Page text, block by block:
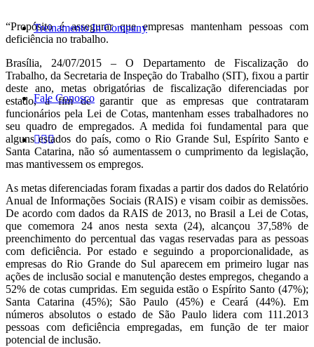
Treinamento In Company
Fale Conosco
“Propósito é assegurar que empresas mantenham pessoas com
deficiência no trabalho.
Brasília, 24/07/2015 – O Departamento de Fiscalização do
Trabalho, da Secretaria de Inspeção do Trabalho (SIT), fixou a partir
deste ano, metas obrigatórias de fiscalização diferenciadas por
estado, a fim de garantir que as empresas que contrataram
funcionários pela Lei de Cotas, mantenham esses trabalhadores no
seu quadro de empregados. A medida foi fundamental para que
alguns estados do país, como o Rio Grande Sul, Espírito Santo e
Santa Catarina, não só aumentassem o cumprimento da legislação,
mas mantivessem os empregos.
As metas diferenciadas foram fixadas a partir dos dados do Relatório
Anual de Informações Sociais (RAIS) e visam coibir as demissões.
De acordo com dados da RAIS de 2013, no Brasil a Lei de Cotas,
que comemora 24 anos nesta sexta (24), alcançou 37,58% de
preenchimento do percentual das vagas reservadas para as pessoas
com deficiência. Por estado e seguindo a proporcionalidade, as
empresas do Rio Grande do Sul aparecem em primeiro lugar nas
ações de inclusão social e manutenção destes empregos, chegando a
52% de cotas cumpridas. Em seguida estão o Espírito Santo (47%);
Santa Catarina (45%); São Paulo (45%) e Ceará (44%). Em
números absolutos o estado de São Paulo lidera com 111.2013
pessoas com deficiência empregadas, em função de ter maior
potencial de inclusão.